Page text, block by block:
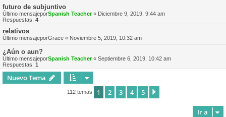
futuro de subjuntivo
Último mensajeporSpanish Teacher« Diciembre 9, 2019, 9:44 am
Respuestas: 4
relativos
Último mensajeporGrace « Noviembre 5, 2019, 10:32 am
¿Aún o aun?
Último mensajeporSpanish Teacher« Septiembre 6, 2019, 10:42 am
Respuestas: 1
Nuevo Tema
112 temas 1 2 3 4 5
Ir a